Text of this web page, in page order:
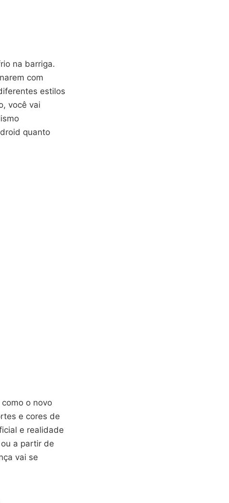
na barriga.
com
estilos
você vai
quanto
o novo
e cores de
e realidade
a partir de
vai se